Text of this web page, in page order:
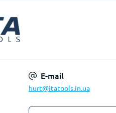
E-mail
hurt@itatools.in.ua